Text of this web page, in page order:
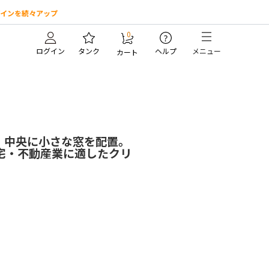
ンを続々アップ
ログイン タンク
0
カート
?
ヘルプ メニュー
央に小さな窓を配置。
不動産業に適したクリ